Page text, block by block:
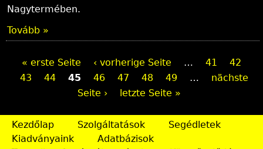
Nagytermében.
Tovább »
« erste Seite ‹ vorherige Seite … 41
42
43
44 45 46 47 48 49 …
nächste
Seite ›
letzte Seite »
Kezdőlap Szolgáltatások
Segédletek
Kiadványaink
Adatbázisok